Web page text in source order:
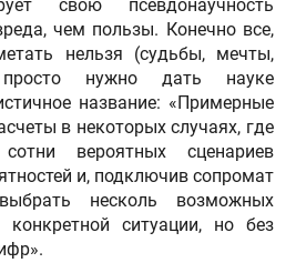
свою псевдонаучность
чем пользы. Конечно все,
нельзя (судьбы, мечты,
нужно дать науке
название: «Примерные
в некоторых случаях, где
вероятных сценариев
и, подключив сопромат
несколь возможных
конкретной ситуации, но без